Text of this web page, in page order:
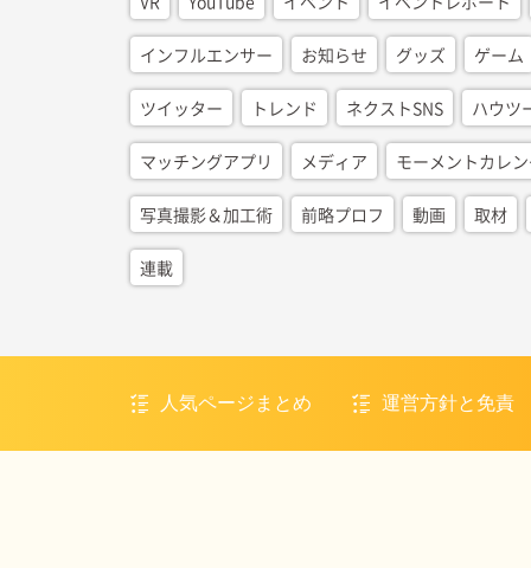
インフルエンサー お知らせ グッズ ゲーム
ツイッター トレンド ネクストSNS ハウツ
マッチングアプリ メディア モーメントカレ
写真撮影＆加工術 前略プロフ 動画 取材
連載
人気ページまとめ 運営方針と免責